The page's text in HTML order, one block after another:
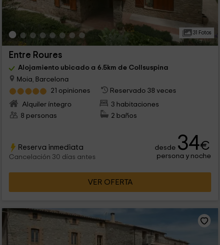
31 Fotos
Entre Roures
Alojamiento ubicado a 6.5km de Collsuspina
Moia, Barcelona
21 opiniones
Reservado 38 veces
Alquiler íntegro
3 habitaciones
8 personas
2 baños
Reserva inmediata
Cancelación 30 días antes
desde 34€
persona y noche
VER OFERTA